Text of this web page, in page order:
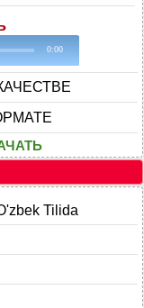
0:00
Tilida